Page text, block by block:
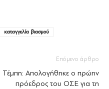
καταγγελία βιασμού
Επόμενο άρθρο
Τέμπη: Απολογήθηκε ο πρώην
πρόεδρος του ΟΣΕ για τη